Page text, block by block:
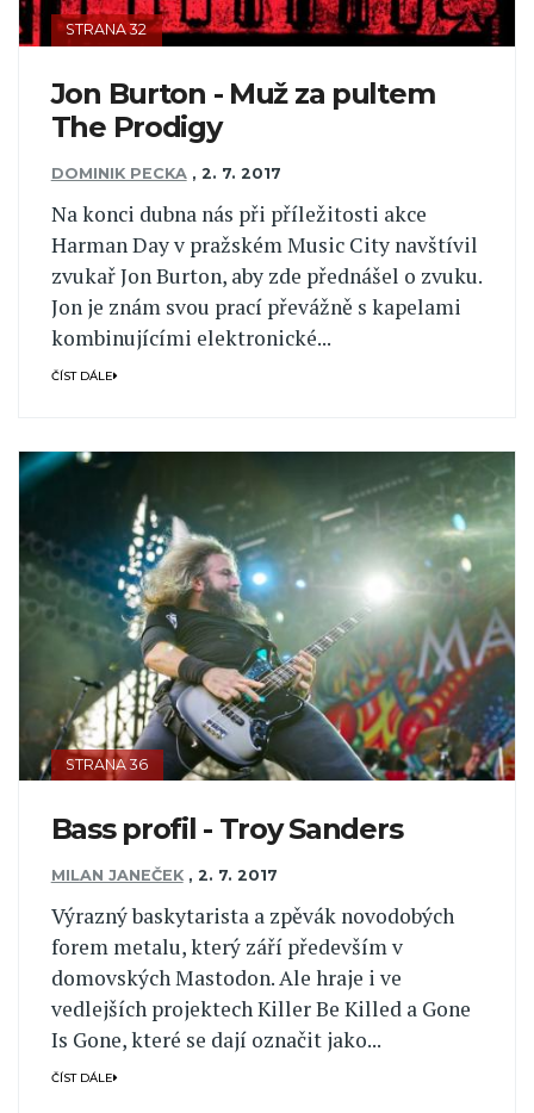
STRANA 32
Jon Burton - Muž za pultem
The Prodigy
DOMINIK PECKA , 2. 7. 2017
Na konci dubna nás při příležitosti akce
Harman Day v pražském Music City navštívil
zvukař Jon Burton, aby zde přednášel o zvuku.
Jon je znám svou prací převážně s kapelami
kombinujícími elektronické...
ČÍST DÁLE
STRANA 36
Bass profil - Troy Sanders
MILAN JANEČEK , 2. 7. 2017
Výrazný baskytarista a zpěvák novodobých
forem metalu, který září především v
domovských Mastodon. Ale hraje i ve
vedlejších projektech Killer Be Killed a Gone
Is Gone, které se dají označit jako...
ČÍST DÁLE